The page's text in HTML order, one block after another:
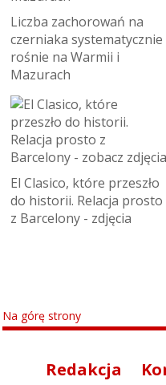
Liczba zachorowań na
czerniaka systematycznie
rośnie na Warmii i
Mazurach
El Clasico, które przeszło
do historii. Relacja prosto
z Barcelony - zdjęcia
Na górę strony
Redakcja